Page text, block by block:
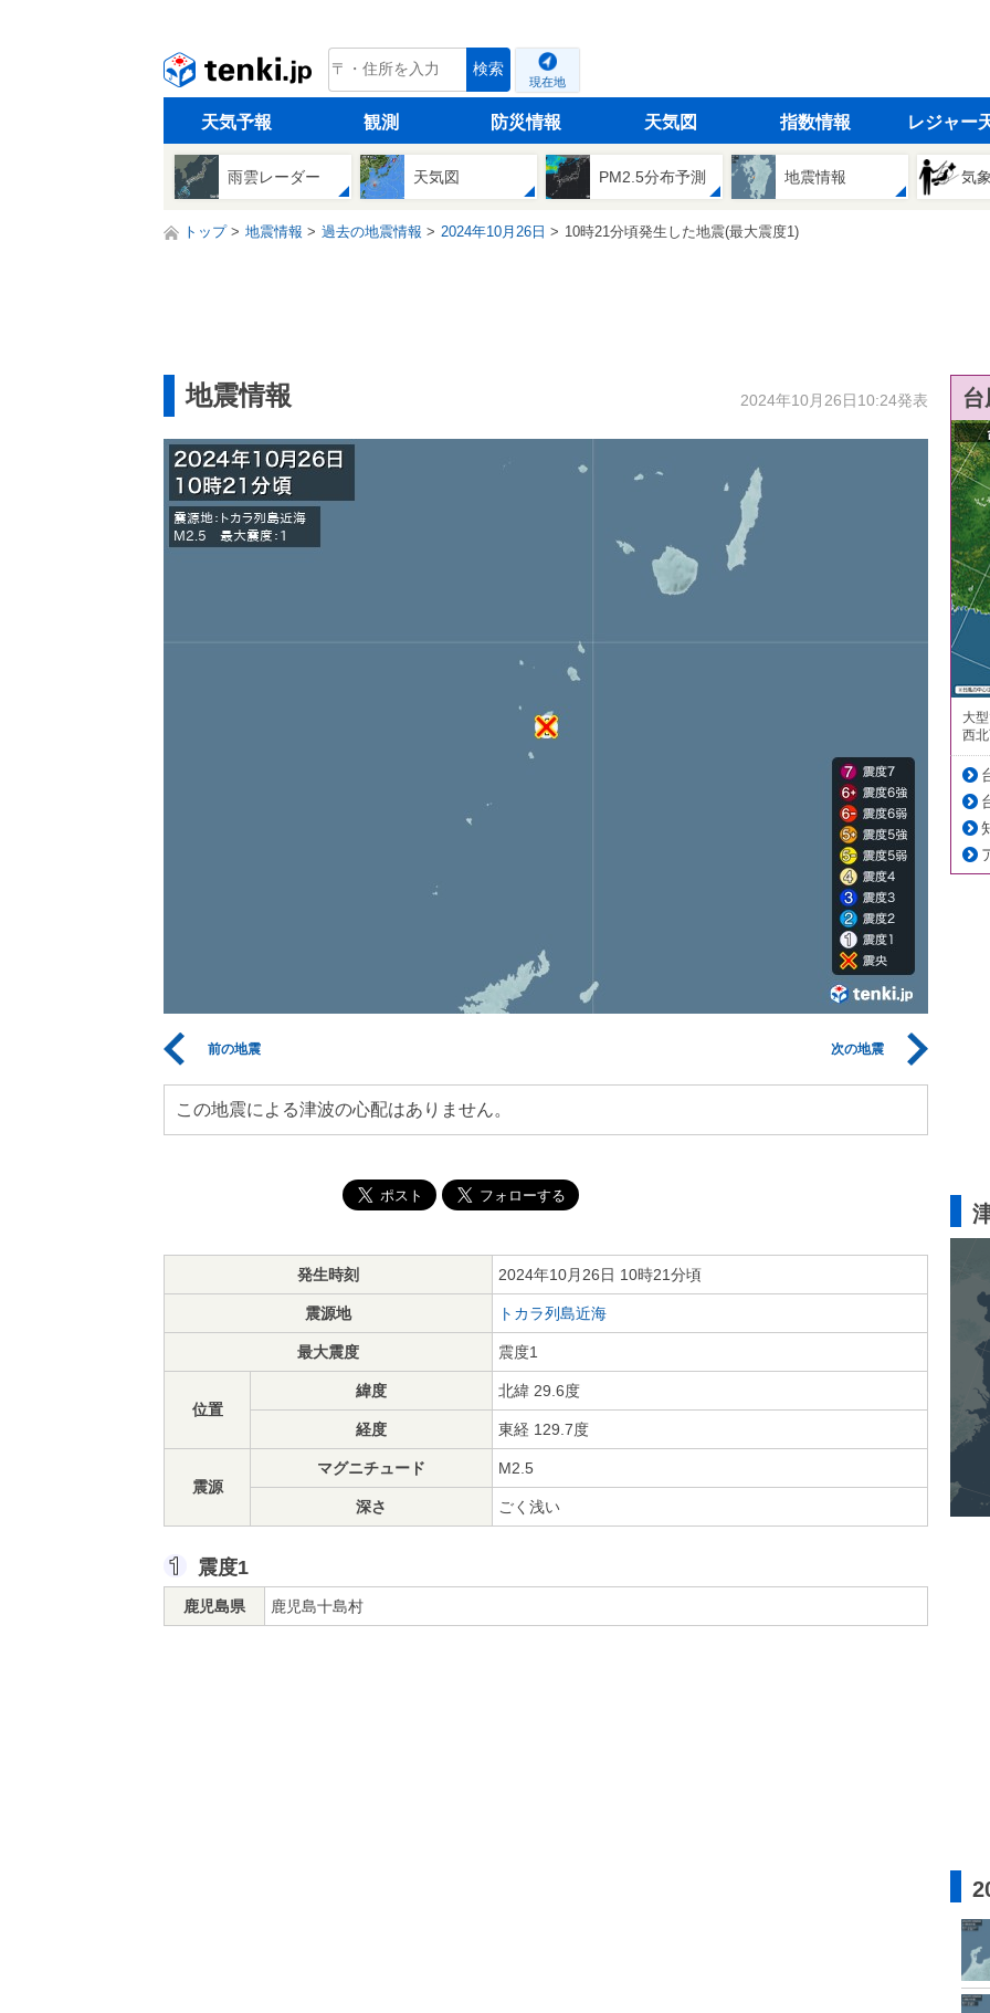
tenki.jp 検索
現在地
天気予報 観測 防災情報 天気図 指数情報 レジャー
雨雲レーダー 天気図 PM2.5分布予測 地震情報 気
トップ 地震情報 過去の地震情報 2024年10月26日 10時21分頃発生した地震(最大震度1)
地震情報 2024年10月26日10:24発表
前の地震 次の地震
この地震による津波の心配はありません。
発生時刻 2024年10月26日 10時21分頃
震源地 トカラ列島近海
最大震度 震度1
位置
緯度 北緯 29.6度
経度 東経 129.7度
震源
マグニチュード M2.5
深さ ごく浅い
震度1
鹿児島県 鹿児島十島村
大
西